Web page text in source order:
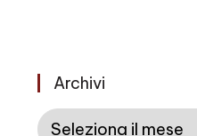
Archivi
Archivi